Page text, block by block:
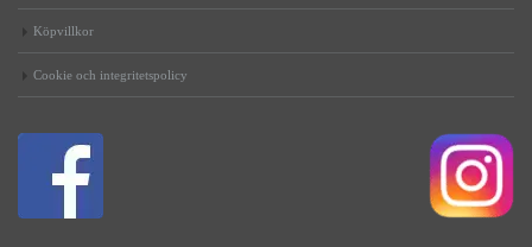
Köpvillkor
Cookie och integritetspolicy